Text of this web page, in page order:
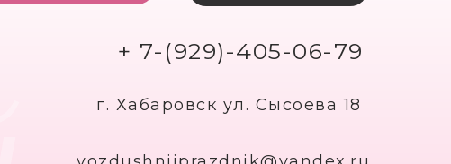
+ 7-(929)-405-06-79
г. Хабаровск ул. Сысоева 18